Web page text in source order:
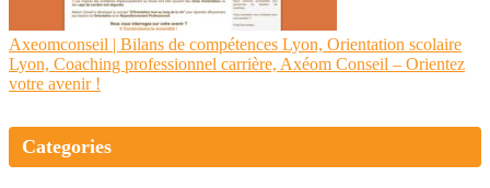
Axeom­con­seil | Bilans de compétences Lyon, Orientation scolaire
Lyon, Coaching profes­sion­nel carrière, Axéom Conseil – Orientez
votre avenir !
Categories